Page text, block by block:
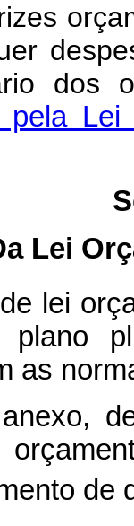
dos
pela Lei
Lei
lei
plano
as
de